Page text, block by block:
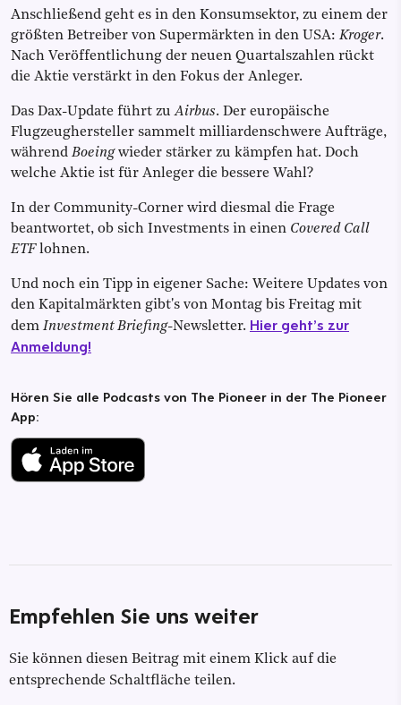
Anschließend geht es in den Konsumsektor, zu einem der
größten Betreiber von Supermärkten in den USA: Kroger.
Nach Veröffentlichung der neuen Quartalszahlen rückt
die Aktie verstärkt in den Fokus der Anleger.
Das Dax-Update führt zuAirbus. Der europäische
Flugzeughersteller sammelt milliardenschwere Aufträge,
während Boeingwieder stärker zu kämpfen hat. Doch
welche Aktie ist für Anleger die bessere Wahl?
In der Community-Corner wird diesmal die Frage
beantwortet, ob sich Investments in einen Covered Call
ETFlohnen.
Und noch ein Tipp in eigener Sache: Weitere Updates von
den Kapitalmärkten gibt's von Montag bis Freitag mit
dem Investment Briefing-Newsletter. Hier geht’s zur
Anmeldung!
Hören Sie alle Podcasts von The Pioneer in der The Pioneer
App:
Empfehlen Sie uns weiter
Sie können diesen Beitrag mit einem Klick auf die
entsprechende Schaltfläche teilen.